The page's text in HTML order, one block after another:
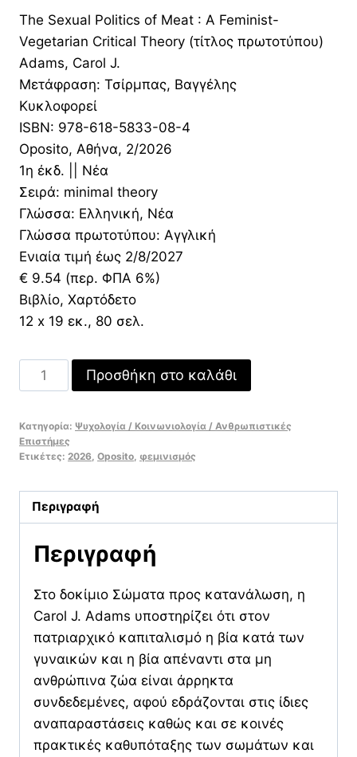
was:
9,54 €.
τιμή
8,59 €.
The Sexual Politics of Meat : A Feminist-
Vegetarian Critical Theory (τίτλος πρωτοτύπου)
Adams, Carol J.
Μετάφραση: Τσίρμπας, Βαγγέλης
Κυκλοφορεί
ISBN: 978-618-5833-08-4
Oposito, Αθήνα, 2/2026
1η έκδ. || Νέα
Σειρά: minimal theory
Γλώσσα: Ελληνική, Νέα
Γλώσσα πρωτοτύπου: Αγγλική
Ενιαία τιμή έως 2/8/2027
€ 9.54 (περ. ΦΠΑ 6%)
Βιβλίο, Χαρτόδετο
12 x 19 εκ., 80 σελ.
Σώματα
προς
Σκέψεις
πάνω
φεμινισμό
και
χορτοφαγία
Προσθήκη στο καλάθι
Κατηγορία: Ψυχολογία / Κοινωνιολογία / Ανθρωπιστικές
Επιστήμες
Ετικέτες: 2026 Oposito φεμινισμός
Περιγραφή
Περιγραφή
Στο δοκίμιο Σώματα προς κατανάλωση, η
Carol J. Adams υποστηρίζει ότι στον
πατριαρχικό καπιταλισμό η βία κατά των
γυναικών και η βία απέναντι στα μη
ανθρώπινα ζώα είναι άρρηκτα
συνδεδεμένες, αφού εδράζονται στις ίδιες
αναπαραστάσεις καθώς και σε κοινές
πρακτικές καθυπόταξης των σωμάτων και